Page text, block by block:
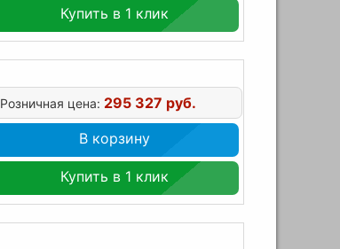
Купить в 1 клик
Розничная цена: 295 327 руб.
В корзину
Купить в 1 клик